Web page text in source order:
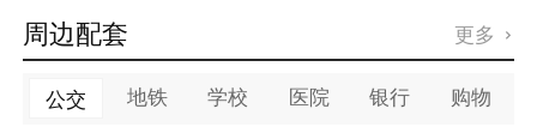
周边配套 更多 
公交 地铁 学校 医院 银行 购物